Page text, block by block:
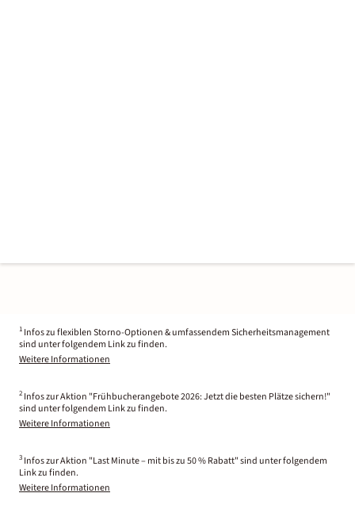
1 Infos zu flexiblen Storno-Optionen & umfassendem Sicherheitsmanagement
sind unter folgendem Link zu finden.
Weitere Informationen
2 Infos zur Aktion "Frühbucherangebote 2026: Jetzt die besten Plätze sichern!"
sind unter folgendem Link zu finden.
Weitere Informationen
3 Infos zur Aktion "Last Minute – mit bis zu 50 % Rabatt" sind unter folgendem
Link zu finden.
Weitere Informationen